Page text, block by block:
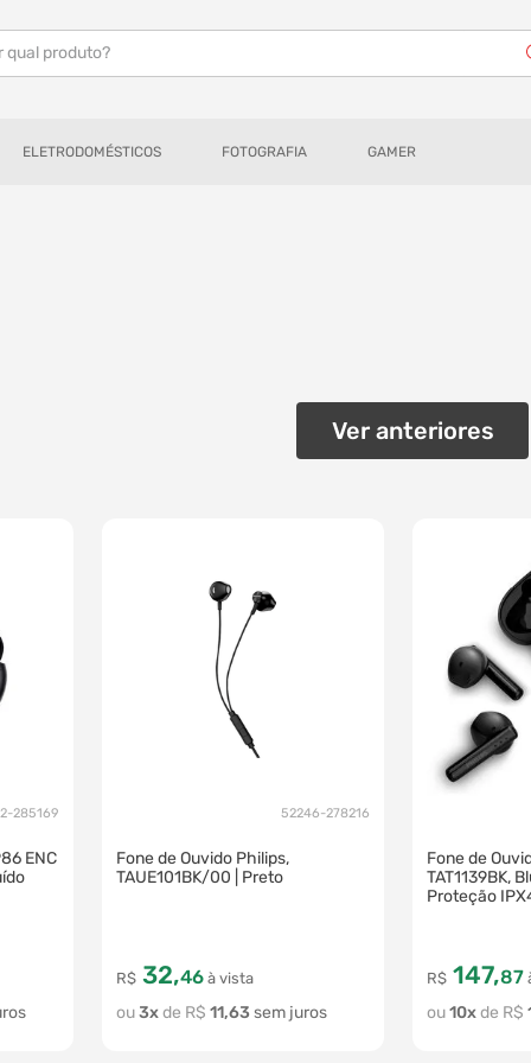
ELETRODOMÉSTICOS FOTOGRAFIA GAMER
285169
ENC
52246-278216
Fone de Ouvido Philips,
TAUE101BK/00 | Preto
R$ 32,46 à vista
3 R$ 11,63
Fone de
TAT1139BK,
Proteção
R$ 147,87
10 R$